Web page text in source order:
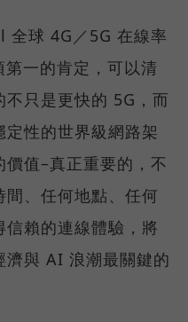
球 4G／5G 在線率
一的肯定，可以清
只是更快的 5G，而
性的世界級網路架
值–真正重要的，不
、任何地點、任何
賴的連線體驗，將
濟與 AI 浪潮最關鍵的